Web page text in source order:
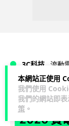
本網站正使用
我們使用
我們的網站即
策 。
3C科技 流動
Lawton 19
2026 買